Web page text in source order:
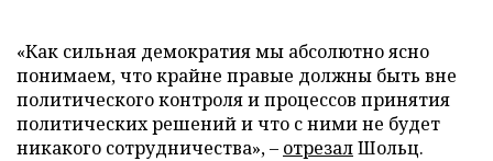
«Как сильная демократия мы абсолютно ясно
понимаем, что крайне правые должны быть вне
политического контроля и процессов принятия
политических решений и что с ними не будет
никакого сотрудничества», – отрезалШольц.